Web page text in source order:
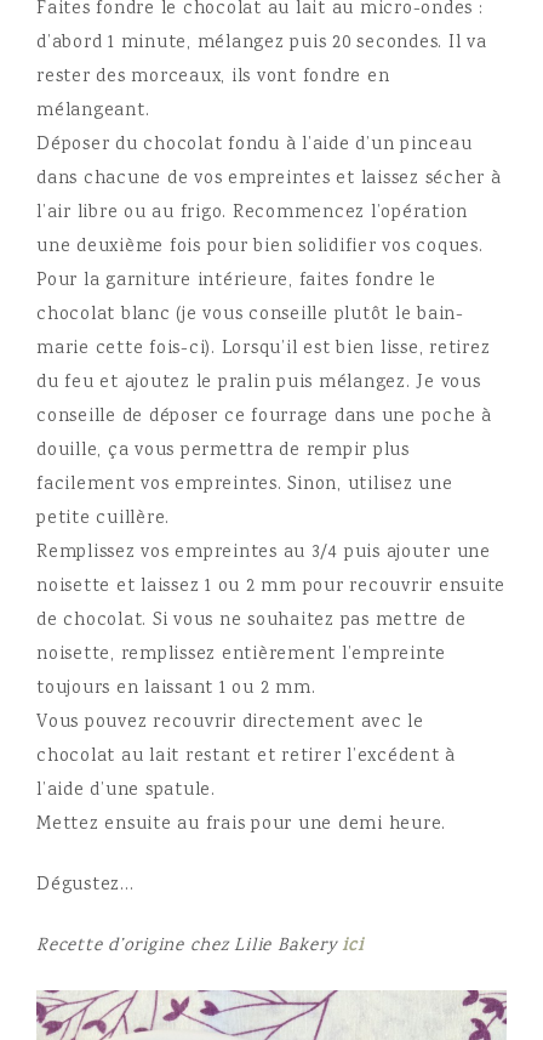
Faites fondre le chocolat au lait au micro-ondes :
d’abord 1 minute, mélangez puis 20 secondes. Il va
rester des morceaux, ils vont fondre en
mélangeant.
Déposer du chocolat fondu à l’aide d’un pinceau
dans chacune de vos empreintes et laissez sécher à
l’air libre ou au frigo. Recommencez l’opération
une deuxième fois pour bien solidifier vos coques.
Pour la garniture intérieure, faites fondre le
chocolat blanc (je vous conseille plutôt le bain-
marie cette fois-ci). Lorsqu’il est bien lisse, retirez
du feu et ajoutez le pralin puis mélangez. Je vous
conseille de déposer ce fourrage dans une poche à
douille, ça vous permettra de rempir plus
facilement vos empreintes. Sinon, utilisez une
petite cuillère.
Remplissez vos empreintes au 3/4 puis ajouter une
noisette et laissez 1 ou 2 mm pour recouvrir ensuite
de chocolat. Si vous ne souhaitez pas mettre de
noisette, remplissez entièrement l’empreinte
toujours en laissant 1 ou 2 mm.
Vous pouvez recouvrir directement avec le
chocolat au lait restant et retirer l’excédent à
l’aide d’une spatule.
Mettez ensuite au frais pour une demi heure.
Dégustez…
Recette d’origine chez Lilie Bakeryici